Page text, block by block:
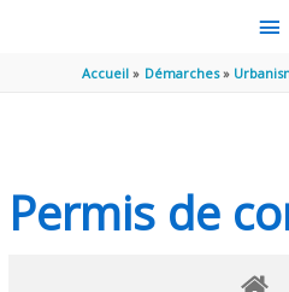
Accueil Démarches
Permis de